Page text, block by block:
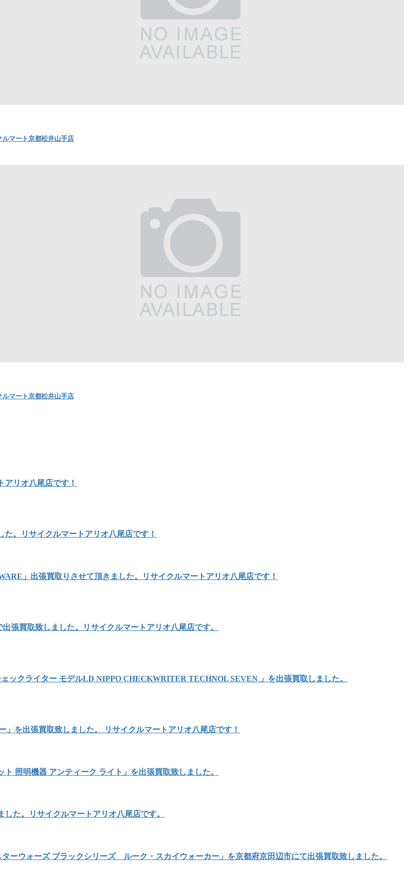
マート京都松井山手店
マート京都松井山手店
リオ八尾店です！
。リサイクルマートアリオ八尾店です！
」出張買取りさせて頂きました。リサイクルマートアリオ八尾店です！
張買取致しました。リサイクルマートアリオ八尾店です。
ックライター モデルLD NIPPO CHECKWRITER TECHNOL SEVEN 」を出張買取しました。
を出張買取致しました。 リサイクルマートアリオ八尾店です！
照明機器 アンティーク ライト」を出張買取致しました。
た。リサイクルマートアリオ八尾店です。
ーウォーズ ブラックシリーズ ルーク・スカイウォーカー」を京都府京田辺市にて出張買取致しました。